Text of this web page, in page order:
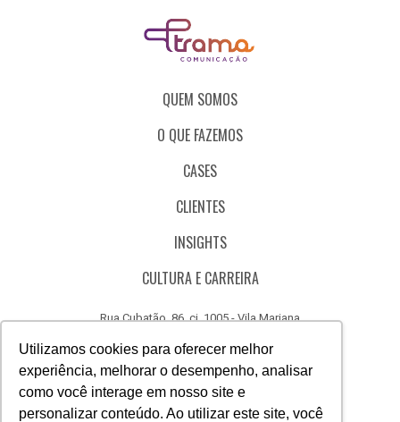
Utilizamos cookies para oferecer melhor
experiência, melhorar o desempenho, analisar
como você interage em nosso site e
personalizar conteúdo. Ao utilizar este site, você
QUEM SOMOS
O QUE FAZEMOS
CASES
CLIENTES
INSIGHTS
CULTURA E CARREIRA
Rua Cubatão, 86, cj. 1005 - Vila Mariana
CÓDIGO DE ÉTICA
CANAL DE DENÚNCIAS